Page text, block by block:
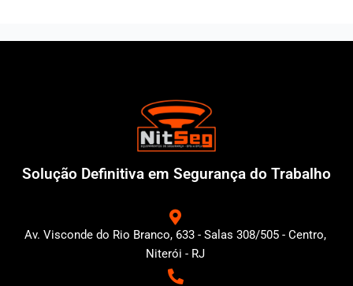
Solução Definitiva em Segurança do Trabalho
Av. Visconde do Rio Branco, 633 - Salas 308/505 - Centro,
Niterói - RJ